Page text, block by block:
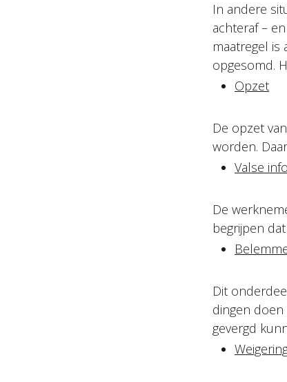
In andere
achteraf –
maatregel is
opgesomd.
Opzet
De opzet
worden.
Valse
De
begrijpen
Dit
dingen
gevergd